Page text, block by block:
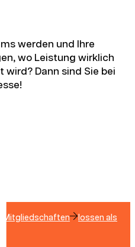
werden und Ihre
wo Leistung wirklich
Dann sind Sie bei
Mitgliedschaften
lossen als